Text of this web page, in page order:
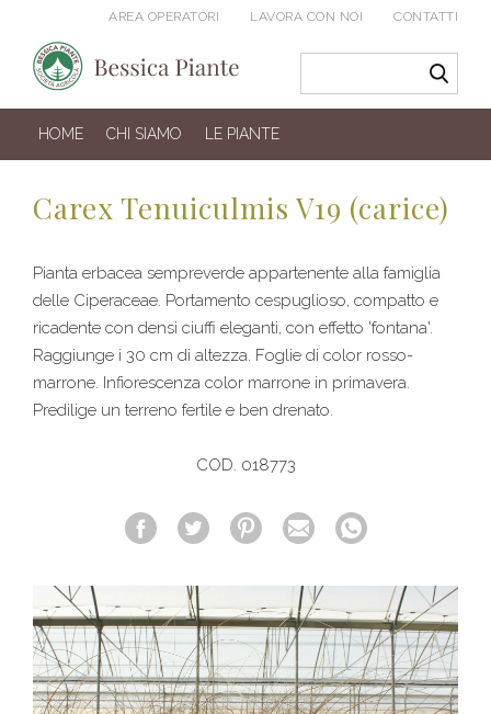
AREA OPERATORI LAVORA CON NOI CONTATTI
HOME CHI SIAMO LE PIANTE
Carex Tenuiculmis V19 (carice)
Pianta erbacea sempreverde appartenente alla famiglia
delle Ciperaceae. Portamento cespuglioso, compatto e
ricadente con densi ciuffi eleganti, con effetto 'fontana'.
Raggiunge i 30 cm di altezza. Foglie di color rosso-
marrone. Infiorescenza color marrone in primavera.
Predilige un terreno fertile e ben drenato.
COD. 018773